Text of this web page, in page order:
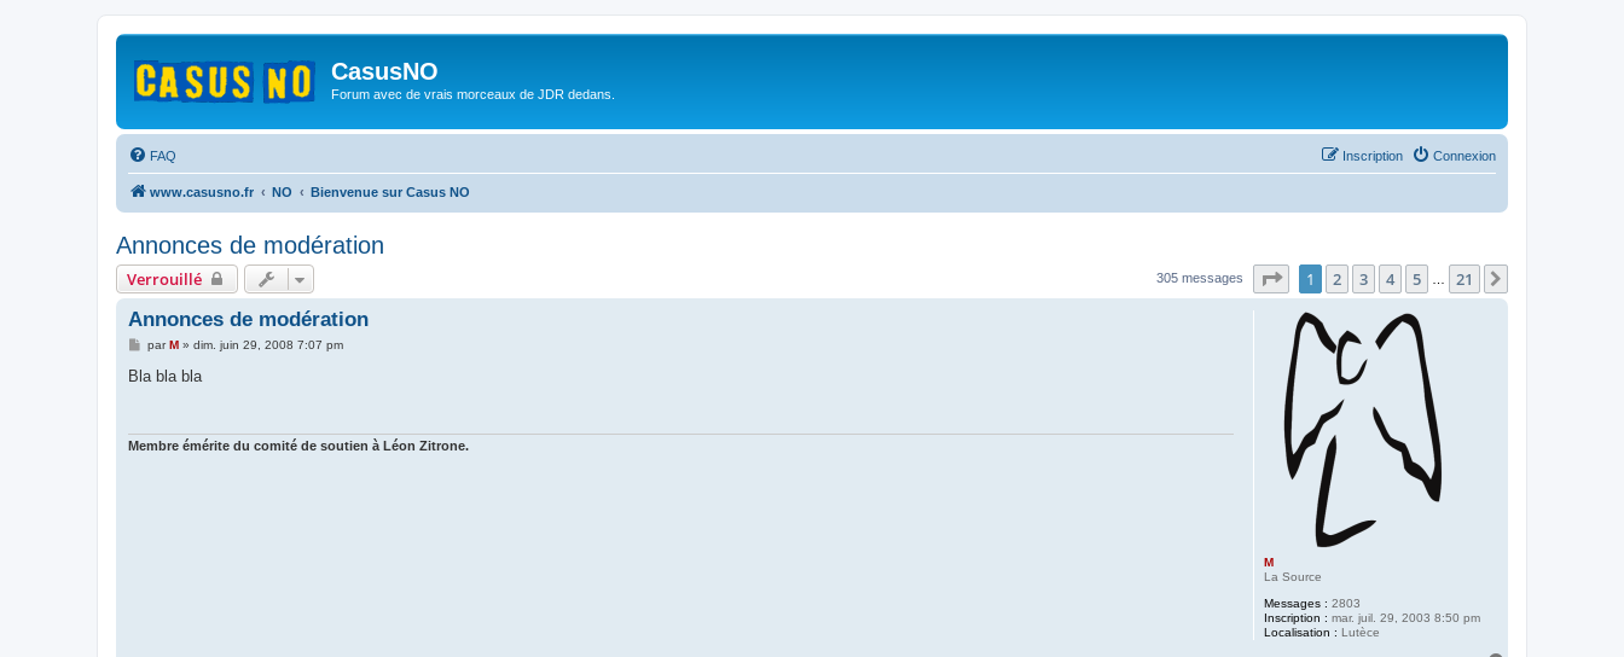
CasusNO
Forum avec de vrais morceaux de JDR dedans.
FAQ Connexion
Inscription
www.casusno.fr NO Bienvenue sur Casus NO
Annonces de modération
Verrouillé 305 messages Page sur21
1 2 3 4 5 21
M
La Source
Messages : 2803
Inscription : mar. juil. 29, 2003 8:50 pm
Localisation : Lutèce
Annonces de modération
M
s
parM» dim. juin 29, 2008 7:07 pm
Bla bla bla
Membre émérite du comité de soutien à Léon Zitrone.